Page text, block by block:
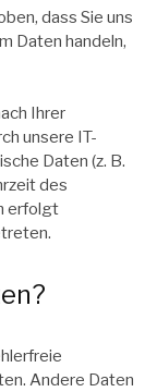
dass Sie uns
Daten handeln,
Ihrer
unsere IT-
Daten (z. B.
des
erfolgt
Andere Daten